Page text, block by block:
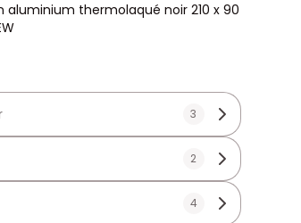
aluminium thermolaqué noir 210 x 90
3
2
4